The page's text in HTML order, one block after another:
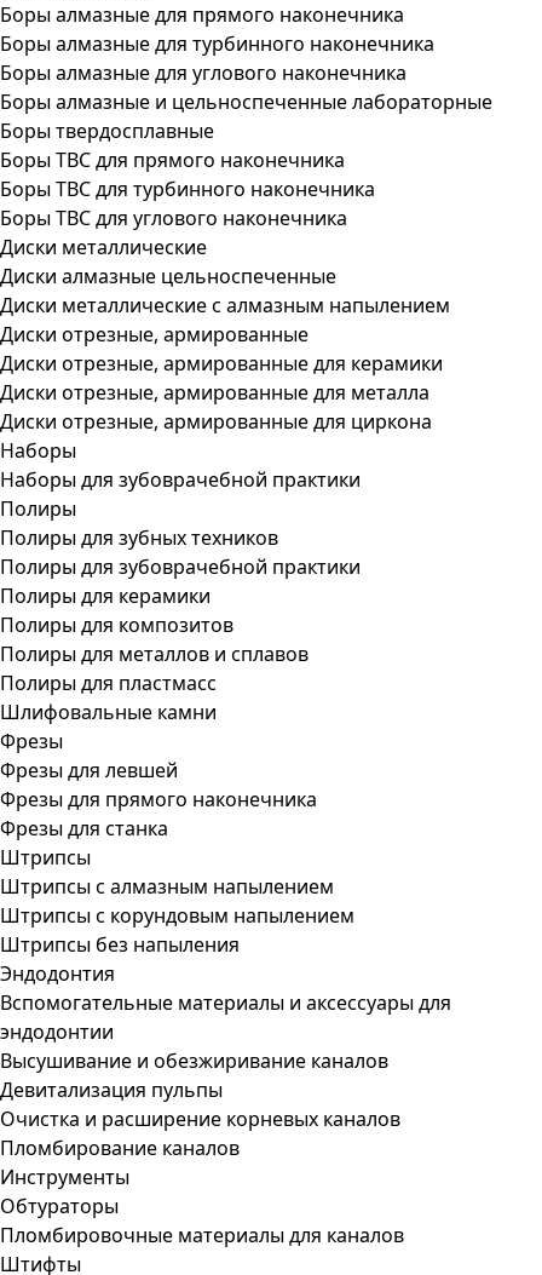
Боры алмазные для прямого наконечника
Боры алмазные для турбинного наконечника
Боры алмазные для углового наконечника
Боры алмазные и цельноспеченные лабораторные
Боры твердосплавные
Боры ТВС для прямого наконечника
Боры ТВС для турбинного наконечника
Боры ТВС для углового наконечника
Диски металлические
Диски алмазные цельноспеченные
Диски металлические с алмазным напылением
Диски отрезные, армированные
Диски отрезные, армированные для керамики
Диски отрезные, армированные для металла
Диски отрезные, армированные для циркона
Наборы
Наборы для зубоврачебной практики
Полиры
Полиры для зубных техников
Полиры для зубоврачебной практики
Полиры для керамики
Полиры для композитов
Полиры для металлов и сплавов
Полиры для пластмасс
Шлифовальные камни
Фрезы
Фрезы для левшей
Фрезы для прямого наконечника
Фрезы для станка
Штрипсы
Штрипсы c алмазным напылением
Штрипсы c корундовым напылением
Штрипсы без напыления
Эндодонтия
Вспомогательные материалы и аксессуары для
эндодонтии
Высушивание и обезжиривание каналов
Девитализация пульпы
Очистка и расширение корневых каналов
Пломбирование каналов
Инструменты
Обтураторы
Пломбировочные материалы для каналов
Штифты